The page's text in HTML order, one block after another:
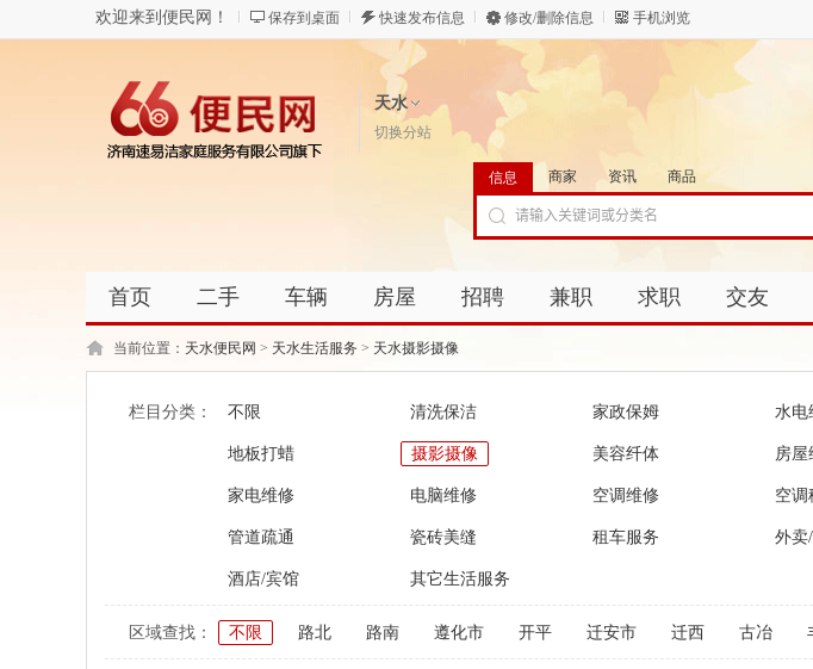
欢迎来到便民网！ 保存到桌面 快速发布信息 修改/删除信息 手机浏览
天水
切换分站
信息 商家 资讯 商品
首页 二手 车辆 房屋 招聘 兼职 求职 交友
当前位置： 天水便民网 > 天水生活服务 > 天水摄影摄像
栏目分类： 不限 清洗保洁 家政保姆 水电
地板打蜡 摄影摄像 美容纤体 房屋
家电维修 电脑维修 空调维修 空调
管道疏通 瓷砖美缝 租车服务 外卖
酒店/宾馆 其它生活服务
区域查找： 不限 路北 路南 遵化市 开平 迁安市 迁西 古冶